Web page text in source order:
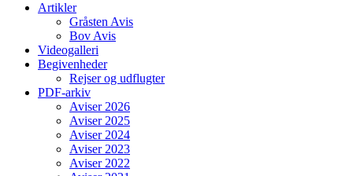
Artikler
Gråsten Avis
Bov Avis
Videogalleri
Begivenheder
Rejser og udflugter
PDF-arkiv
Aviser 2026
Aviser 2025
Aviser 2024
Aviser 2023
Aviser 2022